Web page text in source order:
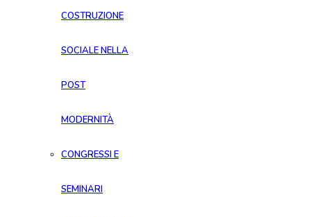
COSTRUZIONE
SOCIALE NELLA
POST
MODERNITÀ
CONGRESSI E
SEMINARI